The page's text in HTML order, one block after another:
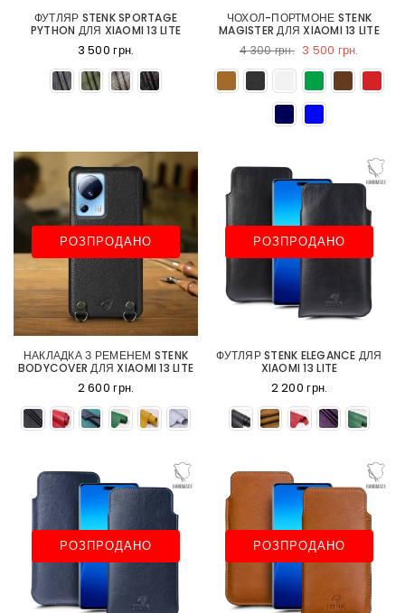
ФУТЛЯР STENK SPORTAGE
PYTHON ДЛЯ XIAOMI 13 LITE
3 500 грн.
ЧОХОЛ-ПОРТМОНЕ STENK
MAGISTER ДЛЯ XIAOMI 13 LITE
4 300 грн. 3 500 грн.
РОЗПРОДАНО
НАКЛАДКА З РЕМЕНЕМ STENK
BODYCOVER ДЛЯ XIAOMI 13 LITE
2 600 грн.
РОЗПРОДАНО
ФУТЛЯР STENK ELEGANCE ДЛЯ
XIAOMI 13 LITE
2 200 грн.
РОЗПРОДАНО РОЗПРОДАНО